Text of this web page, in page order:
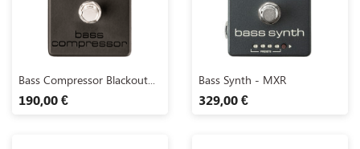
 Aperçu rapide
Bass Compressor Blackout...
190,00 €
 Aperçu rapide
Bass Synth - MXR
329,00 €